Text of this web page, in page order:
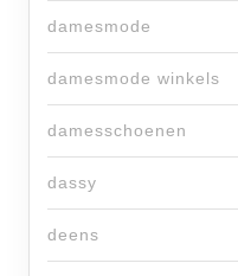
damesmode
damesmode winkels
damesschoenen
dassy
deens